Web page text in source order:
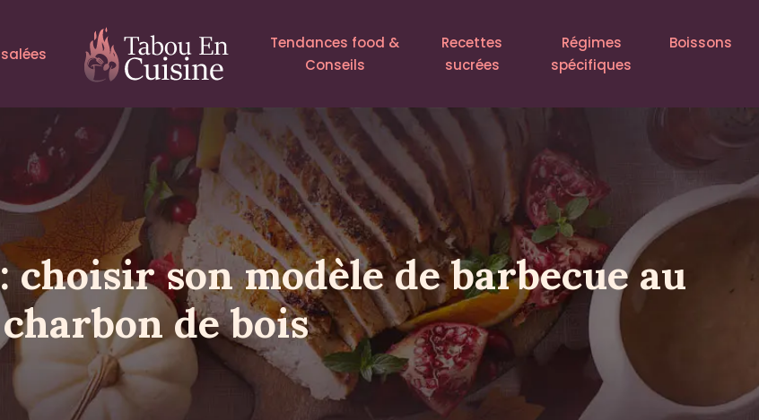
Tendances food &
Conseils
Recettes
sucrées
Régimes
spécifiques
Boissons
son modèle de barbecue au
charbon de bois